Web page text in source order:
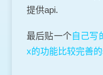
提供api.
最后贴一个自己写
x的功能比较完善